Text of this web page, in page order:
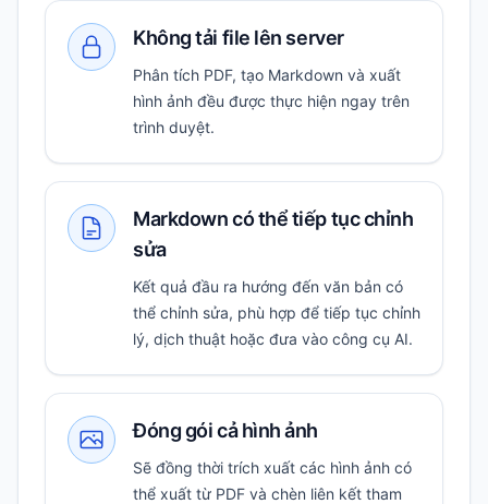
Không tải file lên server
Phân tích PDF, tạo Markdown và xuất
hình ảnh đều được thực hiện ngay trên
trình duyệt.
Markdown có thể tiếp tục chỉnh
sửa
Kết quả đầu ra hướng đến văn bản có
thể chỉnh sửa, phù hợp để tiếp tục chỉnh
lý, dịch thuật hoặc đưa vào công cụ AI.
Đóng gói cả hình ảnh
Sẽ đồng thời trích xuất các hình ảnh có
thể xuất từ PDF và chèn liên kết tham